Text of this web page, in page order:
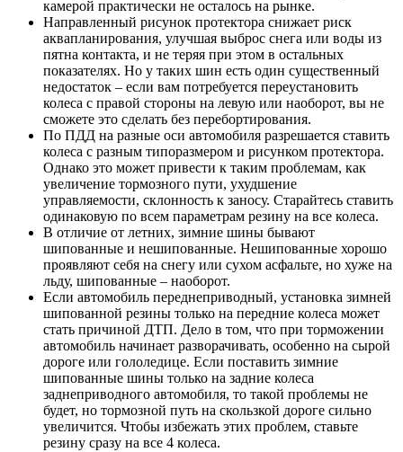
камерой практически не осталось на рынке.
Направленный рисунок протектора снижает риск
аквапланирования, улучшая выброс снега или воды из
пятна контакта, и не теряя при этом в остальных
показателях. Но у таких шин есть один существенный
недостаток – если вам потребуется переустановить
колеса с правой стороны на левую или наоборот, вы не
сможете это сделать без перебортирования.
По ПДД на разные оси автомобиля разрешается ставить
колеса с разным типоразмером и рисунком протектора.
Однако это может привести к таким проблемам, как
увеличение тормозного пути, ухудшение
управляемости, склонность к заносу. Старайтесь ставить
одинаковую по всем параметрам резину на все колеса.
В отличие от летних, зимние шины бывают
шипованные и нешипованные. Нешипованные хорошо
проявляют себя на снегу или сухом асфальте, но хуже на
льду, шипованные – наоборот.
Если автомобиль переднеприводный, установка зимней
шипованной резины только на передние колеса может
стать причиной ДТП. Дело в том, что при торможении
автомобиль начинает разворачивать, особенно на сырой
дороге или гололедице. Если поставить зимние
шипованные шины только на задние колеса
заднеприводного автомобиля, то такой проблемы не
будет, но тормозной путь на скользкой дороге сильно
увеличится. Чтобы избежать этих проблем, ставьте
резину сразу на все 4 колеса.